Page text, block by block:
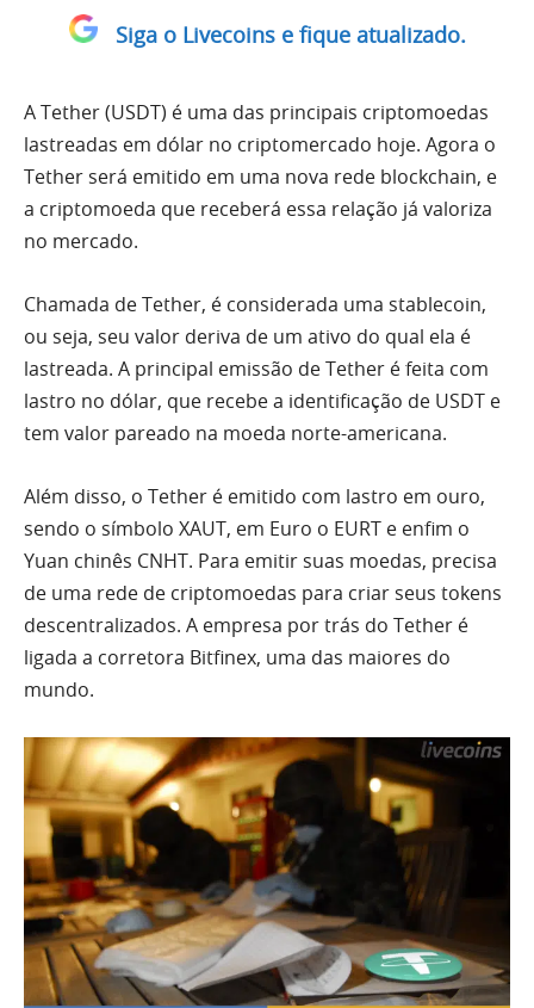
Siga o Livecoins e fique atualizado.
A Tether (USDT) é uma das principais criptomoedas
lastreadas em dólar no criptomercado hoje. Agora o
Tether será emitido em uma nova rede blockchain, e
a criptomoeda que receberá essa relação já valoriza
no mercado.
Chamada de Tether, é considerada uma stablecoin,
ou seja, seu valor deriva de um ativo do qual ela é
lastreada. A principal emissão de Tether é feita com
lastro no dólar, que recebe a identificação de USDT e
tem valor pareado na moeda norte-americana.
Além disso, o Tether é emitido com lastro em ouro,
sendo o símbolo XAUT, em Euro o EURT e enfim o
Yuan chinês CNHT. Para emitir suas moedas, precisa
de uma rede de criptomoedas para criar seus tokens
descentralizados. A empresa por trás do Tether é
ligada a corretora Bitfinex, uma das maiores do
mundo.